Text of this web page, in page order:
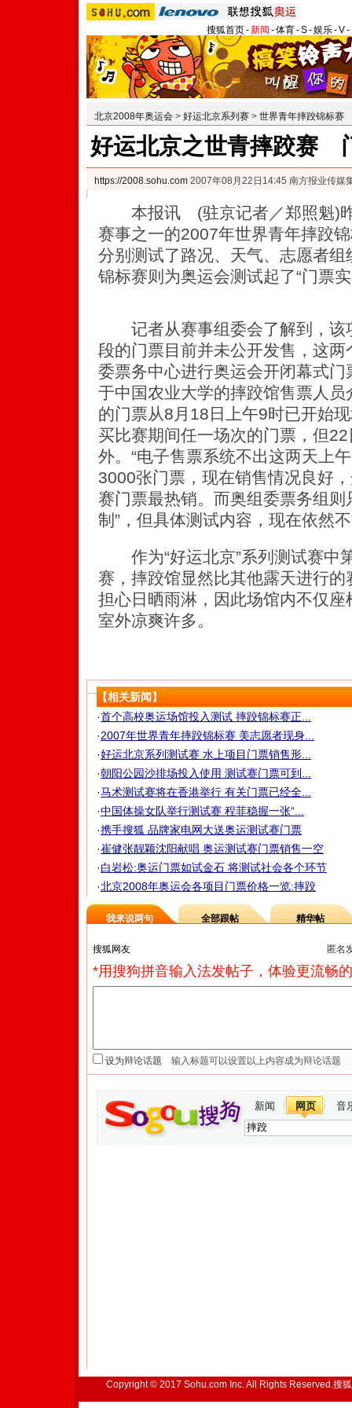
搜狐首页-新闻 -体育-S-娱乐-V-
北京2008年奥运会 > 好运北京系列赛 > 世界青年摔跤锦标赛
好运北京之世青摔跤赛
https://2008.sohu.com 2007年08月22日14:45 南方报业传媒
本报讯 (驻京记者／郑照魁)昨
赛事之一的2007年世界青年摔跤
分别测试了路况、天气、志愿者
锦标赛则为奥运会测试起了“门票
记者从赛事组委会了解到，该
段的门票目前并未公开发售，这
委票务中心进行奥运会开闭幕式门
于中国农业大学的摔跤馆售票人
的门票从8月18日上午9时已开始
买比赛期间任一场次的门票，但
外。“电子售票系统不出这两天上
3000张门票，现在销售情况良好
赛门票最热销。而奥组委票务组则
制”，但具体测试内容，现在依然
作为“好运北京”系列测试赛中
赛，摔跤馆显然比其他露天进行的
担心日晒雨淋，因此场馆内不仅
室外凉爽许多。
【相关新闻】
·首个高校奥运场馆投入测试 摔跤锦标赛正...
·2007年世界青年摔跤锦标赛 美志愿者现身...
·好运北京系列测试赛 水上项目门票销售形...
·朝阳公园沙排场投入使用 测试赛门票可到...
·马术测试赛将在香港举行 有关门票已经全...
·中国体操女队举行测试赛 程菲稳握一张“...
·携手搜狐 品牌家电网大送奥运测试赛门票
·崔健张靓颖沈阳献唱 奥运测试赛门票销售一空
·白岩松:奥运门票如试金石 将测试社会各个环节
·北京2008年奥运会各项目门票价格一览:摔跤
我来说两句 全部跟帖 精华帖
匿名
*用搜狗拼音输入法发帖子，体验更流畅
设为辩论话题
新闻 网页 音
Copyright © 2017 Sohu.com Inc. All Rights Reserved.搜